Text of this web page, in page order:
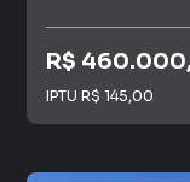
R$
IPTU R$ 145,00